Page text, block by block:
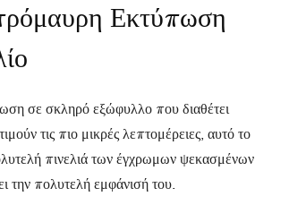
Εκτύπωση
σε σκληρό εξώφυλλο που διαθέτει
τις πιο μικρές λεπτομέρειες, αυτό το
πινελιά των έγχρωμων ψεκασμένων
την πολυτελή εμφάνισή του.